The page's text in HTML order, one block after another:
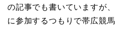
の記事でも書いていますが
に参加するつもりで帯広競